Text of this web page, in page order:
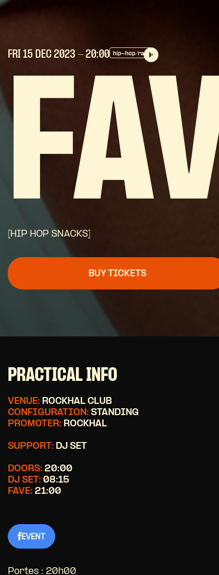
FRI 15 DEC 2023 - 20:00 hip-hop/rap
[HIP HOP SNACKS]
BUY TICKETS
PRACTICAL INFO
VENUE: ROCKHAL CLUB
CONFIGURATION: STANDING
PROMOTER: ROCKHAL
SUPPORT: DJ SET
DOORS: 20:00
DJ SET: 08:15
FAVE: 21:00
EVENT
Portes : 20h00